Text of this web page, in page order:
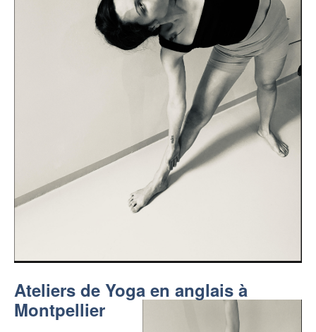
Ateliers de Yoga en anglais à
Montpellier